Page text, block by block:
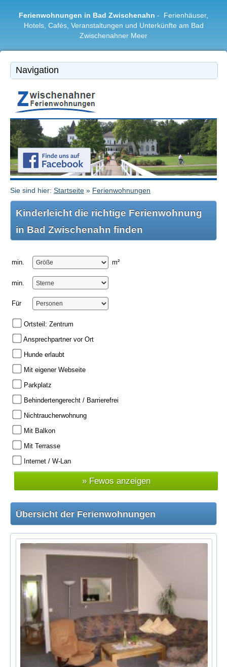
Ferienwohnungen in Bad Zwischenahn - Ferienhäuser,
Hotels, Cafés, Veranstaltungen und Unterkünfte am Bad
Zwischenahner Meer
|
Ferienwohnungen
|
Freizeitangebote
|
Restaurants & Cafés
|
Region
Sie sind hier: Startseite » Ferienwohnungen
Kinderleicht die richtige Ferienwohnung
in Bad Zwischenahn finden
min. m²
min.
Für
Ortsteil: Zentrum
Ansprechpartner vor Ort
Hunde erlaubt
Mit eigener Webseite
Parkplatz
Behindertengerecht / Barrierefrei
Nichtraucherwohnung
Mit Balkon
Mit Terrasse
Internet / W-Lan
Übersicht der Ferienwohnungen